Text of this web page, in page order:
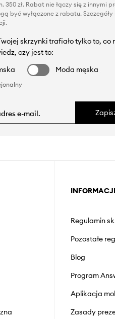
350 zł. Rabat nie łączy się z innymi
być wyłączone z rabatu. Szczegóły
.
skrzynki trafiało tylko to, co
czy jest to:
Moda męska
Regulamin
Pozostałe
Blog
Program
Aplikacja
Zasady